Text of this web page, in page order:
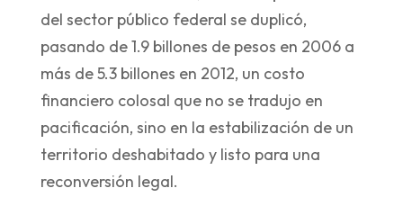
del sector público federal se duplicó,
pasando de 1.9 billones de pesos en 2006 a
más de 5.3 billones en 2012, un costo
financiero colosal que no se tradujo en
pacificación, sino en la estabilización de un
territorio deshabitado y listo para una
reconversión legal.